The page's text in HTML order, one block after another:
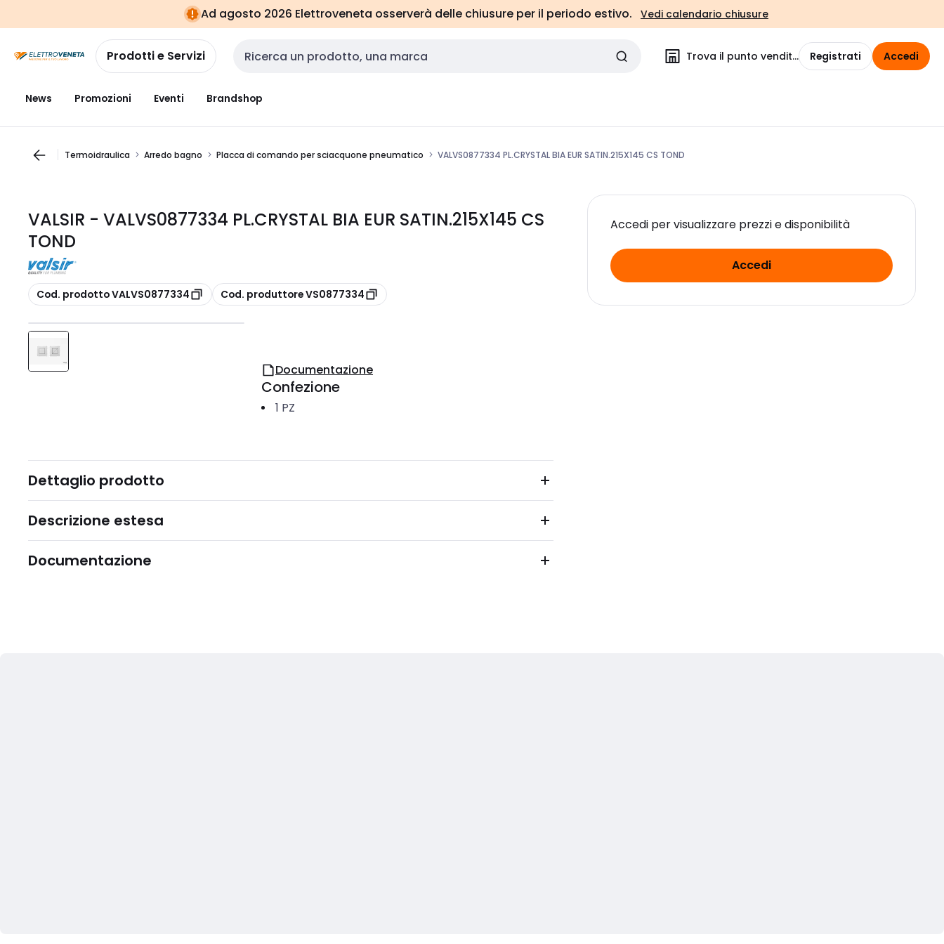
navigazionealla
pagina
Ad agosto 2026 Elettroveneta osserverà delle chiusure per il periodo estivo. Vedi calendario chiusure
Prodotti e Servizi Cerca input Trova il punto vendita Registrati Accedi
News Promozioni Eventi Brandshop
Termoidraulica Arredo bagno Placca di comando per sciacquone pneumatico VALVS0877334 PL.CRYSTAL BIA EUR SATIN.215X145 CS TOND
VALSIR - VALVS0877334 PL.CRYSTAL BIA EUR SATIN.215X145 CS
TOND
copia
Cod. prodotto VALVS0877334 copia
Cod. produttore VS0877334
Accedi per visualizzare prezzi e disponibilità
Accedi
Documentazione
Confezione
1 PZ
Dettaglio prodotto
Descrizione estesa
Documentazione